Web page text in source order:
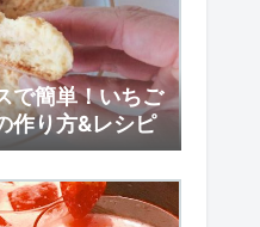
で簡単！いちご
作り方&レシピ